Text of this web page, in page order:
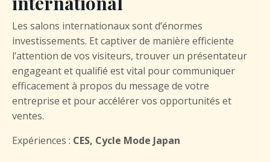
Les salons internationaux sont d’énormes
investissements. Et captiver de manière efficiente
l’attention de vos visiteurs, trouver un présentateur
engageant et qualifié est vital pour communiquer
efficacement à propos du message de votre
entreprise et pour accélérer vos opportunités et
ventes.
Expériences : CES, Cycle Mode Japan